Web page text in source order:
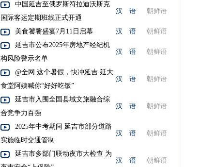
中国延吉至俄罗斯符拉迪沃斯克
国际客运定期班线正式开通
汉 语 朝鲜语
美食饕餮盛宴7月11日启幕 汉 语
朝鲜语
延吉市公布2025年房地产经纪机
构风险警示名单
汉 语 朝鲜语
@全网 这个暑假，快冲延吉 延大
食堂阿姨喊你“好好吃饭”
汉 语 朝鲜语
延吉市入围全国县域文旅融合综
合竞争力百强
汉 语 朝鲜语
2025年中考期间 延吉市部分道路
实施临时交通管制
汉 语 朝鲜语
延吉市多部门联动夜市大检查 为
汉 语 朝鲜语